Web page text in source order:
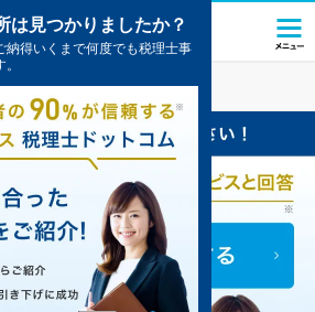
事務所の一覧9件掲載中
は見つかりましたか？
納得いくまで何度でも税理士事